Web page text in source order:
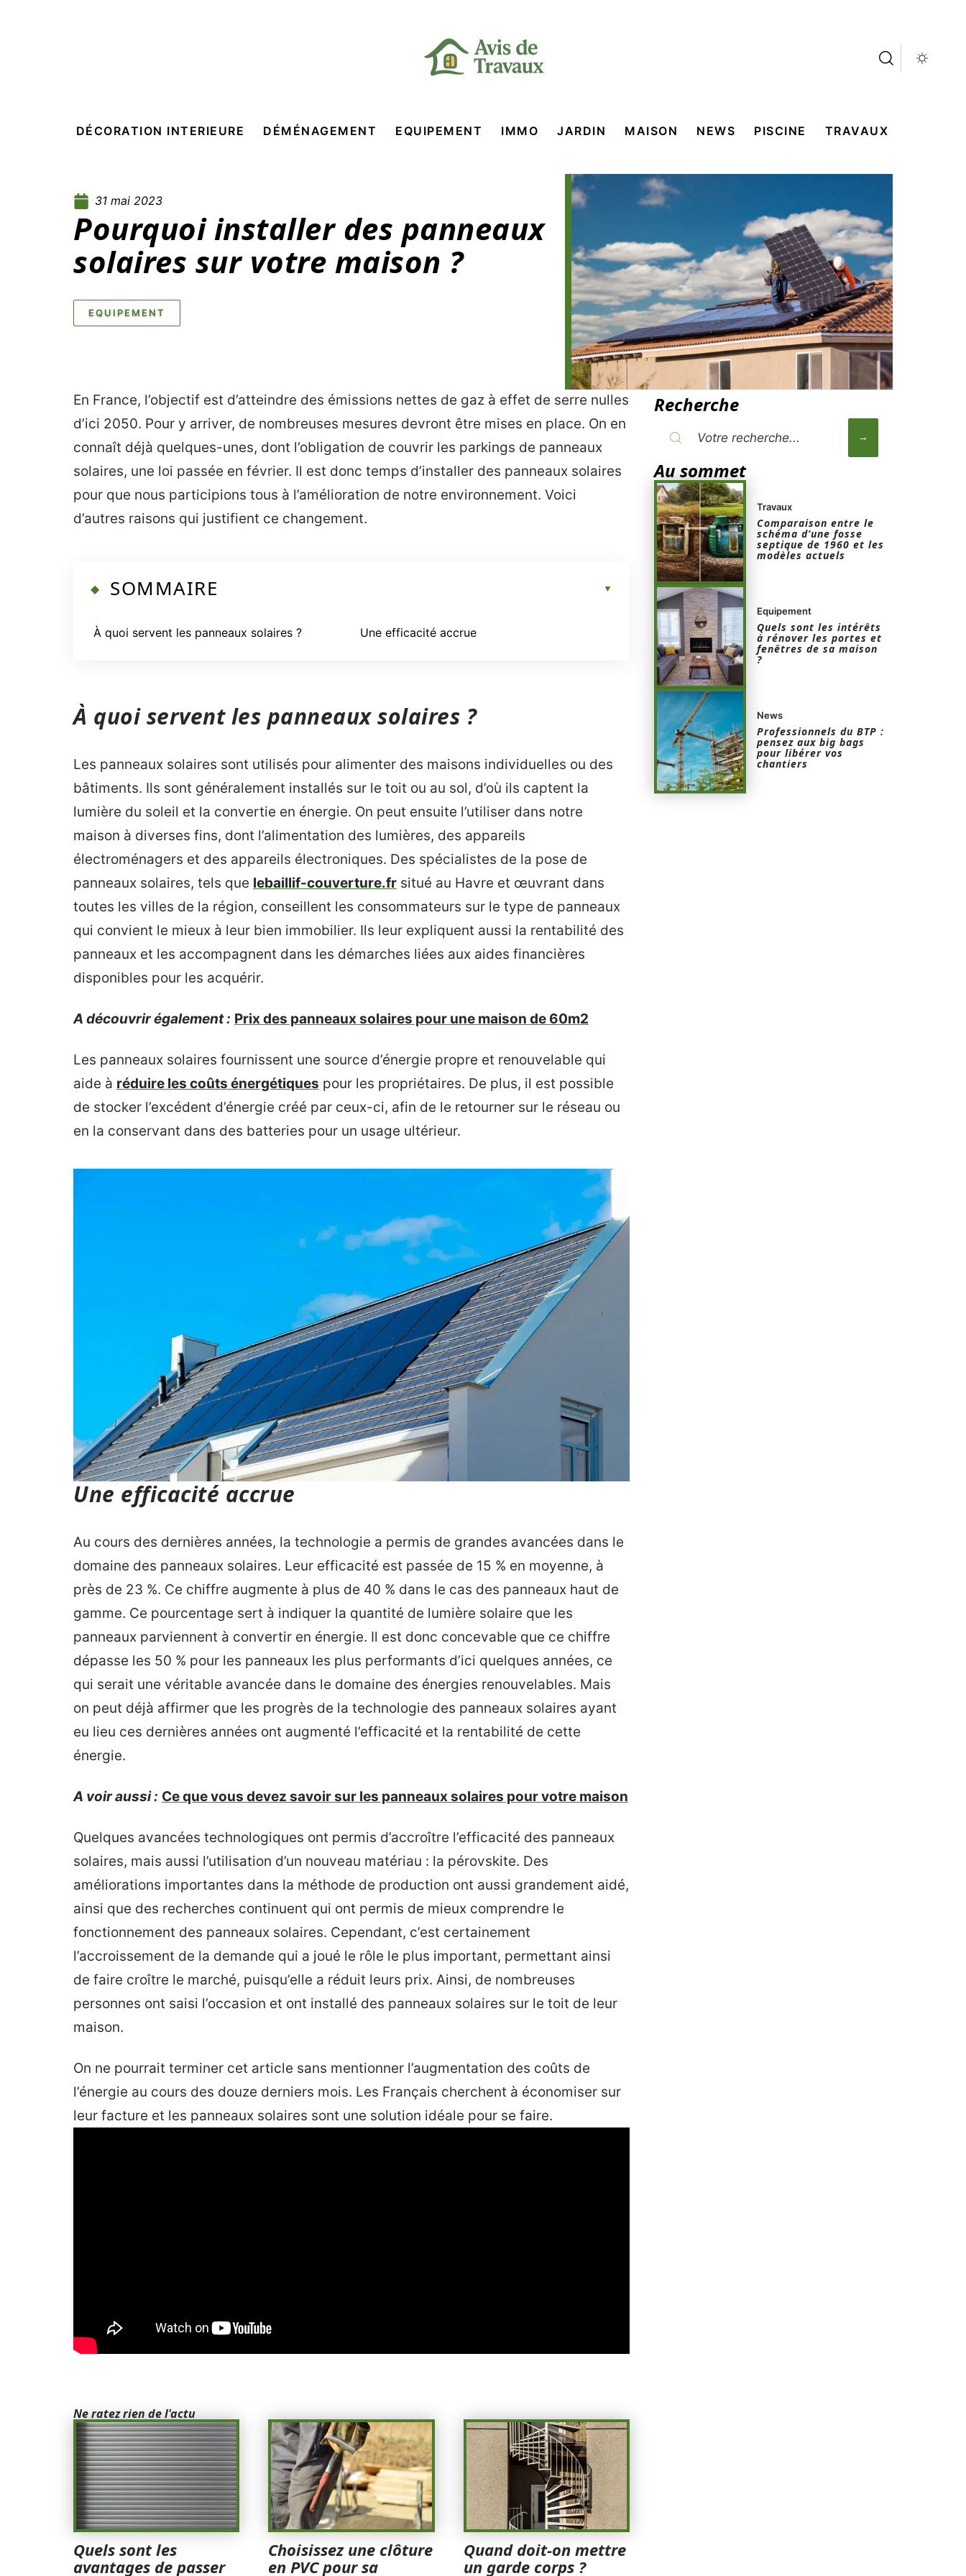
DÉCORATION INTERIEURE DÉMÉNAGEMENT EQUIPEMENT IMMO JARDIN MAISON NEWS PISCINE TRAVAUX
31 mai 2023
Pourquoi installer des panneaux
solaires sur votre maison ?
EQUIPEMENT
En France, l’objectif est d’atteindre des émissions nettes de gaz à effet de serre nulles
d’ici 2050. Pour y arriver, de nombreuses mesures devront être mises en place. On en
connaît déjà quelques-unes, dont l’obligation de couvrir les parkings de panneaux
solaires, une loi passée en février. Il est donc temps d’installer des panneaux solaires
pour que nous participions tous à l’amélioration de notre environnement. Voici
d’autres raisons qui justifient ce changement.
SOMMAIRE
À quoi servent les panneaux solaires ? Une efficacité accrue
À quoi servent les panneaux solaires ?
Les panneaux solaires sont utilisés pour alimenter des maisons individuelles ou des
bâtiments. Ils sont généralement installés sur le toit ou au sol, d’où ils captent la
lumière du soleil et la convertie en énergie. On peut ensuite l’utiliser dans notre
maison à diverses fins, dont l’alimentation des lumières, des appareils
électroménagers et des appareils électroniques. Des spécialistes de la pose de
panneaux solaires, tels que lebaillif-couverture.fr situé au Havre et œuvrant dans
toutes les villes de la région, conseillent les consommateurs sur le type de panneaux
qui convient le mieux à leur bien immobilier. Ils leur expliquent aussi la rentabilité des
panneaux et les accompagnent dans les démarches liées aux aides financières
disponibles pour les acquérir.
A découvrir également : Prix des panneaux solaires pour une maison de 60m2
Les panneaux solaires fournissent une source d’énergie propre et renouvelable qui
aide à réduire les coûts énergétiques pour les propriétaires. De plus, il est possible
de stocker l’excédent d’énergie créé par ceux-ci, afin de le retourner sur le réseau ou
en la conservant dans des batteries pour un usage ultérieur.
Une efficacité accrue
Au cours des dernières années, la technologie a permis de grandes avancées dans le
domaine des panneaux solaires. Leur efficacité est passée de 15 % en moyenne, à
près de 23 %. Ce chiffre augmente à plus de 40 % dans le cas des panneaux haut de
gamme. Ce pourcentage sert à indiquer la quantité de lumière solaire que les
panneaux parviennent à convertir en énergie. Il est donc concevable que ce chiffre
dépasse les 50 % pour les panneaux les plus performants d’ici quelques années, ce
qui serait une véritable avancée dans le domaine des énergies renouvelables. Mais
on peut déjà affirmer que les progrès de la technologie des panneaux solaires ayant
eu lieu ces dernières années ont augmenté l’efficacité et la rentabilité de cette
énergie.
A voir aussi : Ce que vous devez savoir sur les panneaux solaires pour votre maison
Quelques avancées technologiques ont permis d’accroître l’efficacité des panneaux
solaires, mais aussi l’utilisation d’un nouveau matériau : la pérovskite. Des
améliorations importantes dans la méthode de production ont aussi grandement aidé,
ainsi que des recherches continuent qui ont permis de mieux comprendre le
fonctionnement des panneaux solaires. Cependant, c’est certainement
l’accroissement de la demande qui a joué le rôle le plus important, permettant ainsi
de faire croître le marché, puisqu’elle a réduit leurs prix. Ainsi, de nombreuses
personnes ont saisi l’occasion et ont installé des panneaux solaires sur le toit de leur
maison.
On ne pourrait terminer cet article sans mentionner l’augmentation des coûts de
l’énergie au cours des douze derniers mois. Les Français cherchent à économiser sur
leur facture et les panneaux solaires sont une solution idéale pour se faire.
Ne ratez rien de l'actu
Quels sont les
avantages de passer
Choisissez une clôture
en PVC pour sa
Quand doit-on mettre
un garde corps ?
Recherche
Au sommet
Travaux
Comparaison entre le
schéma d’une fosse
septique de 1960 et les
modèles actuels
Equipement
Quels sont les intérêts
à rénover les portes et
fenêtres de sa maison
?
News
Professionnels du BTP :
pensez aux big bags
pour libérer vos
chantiers